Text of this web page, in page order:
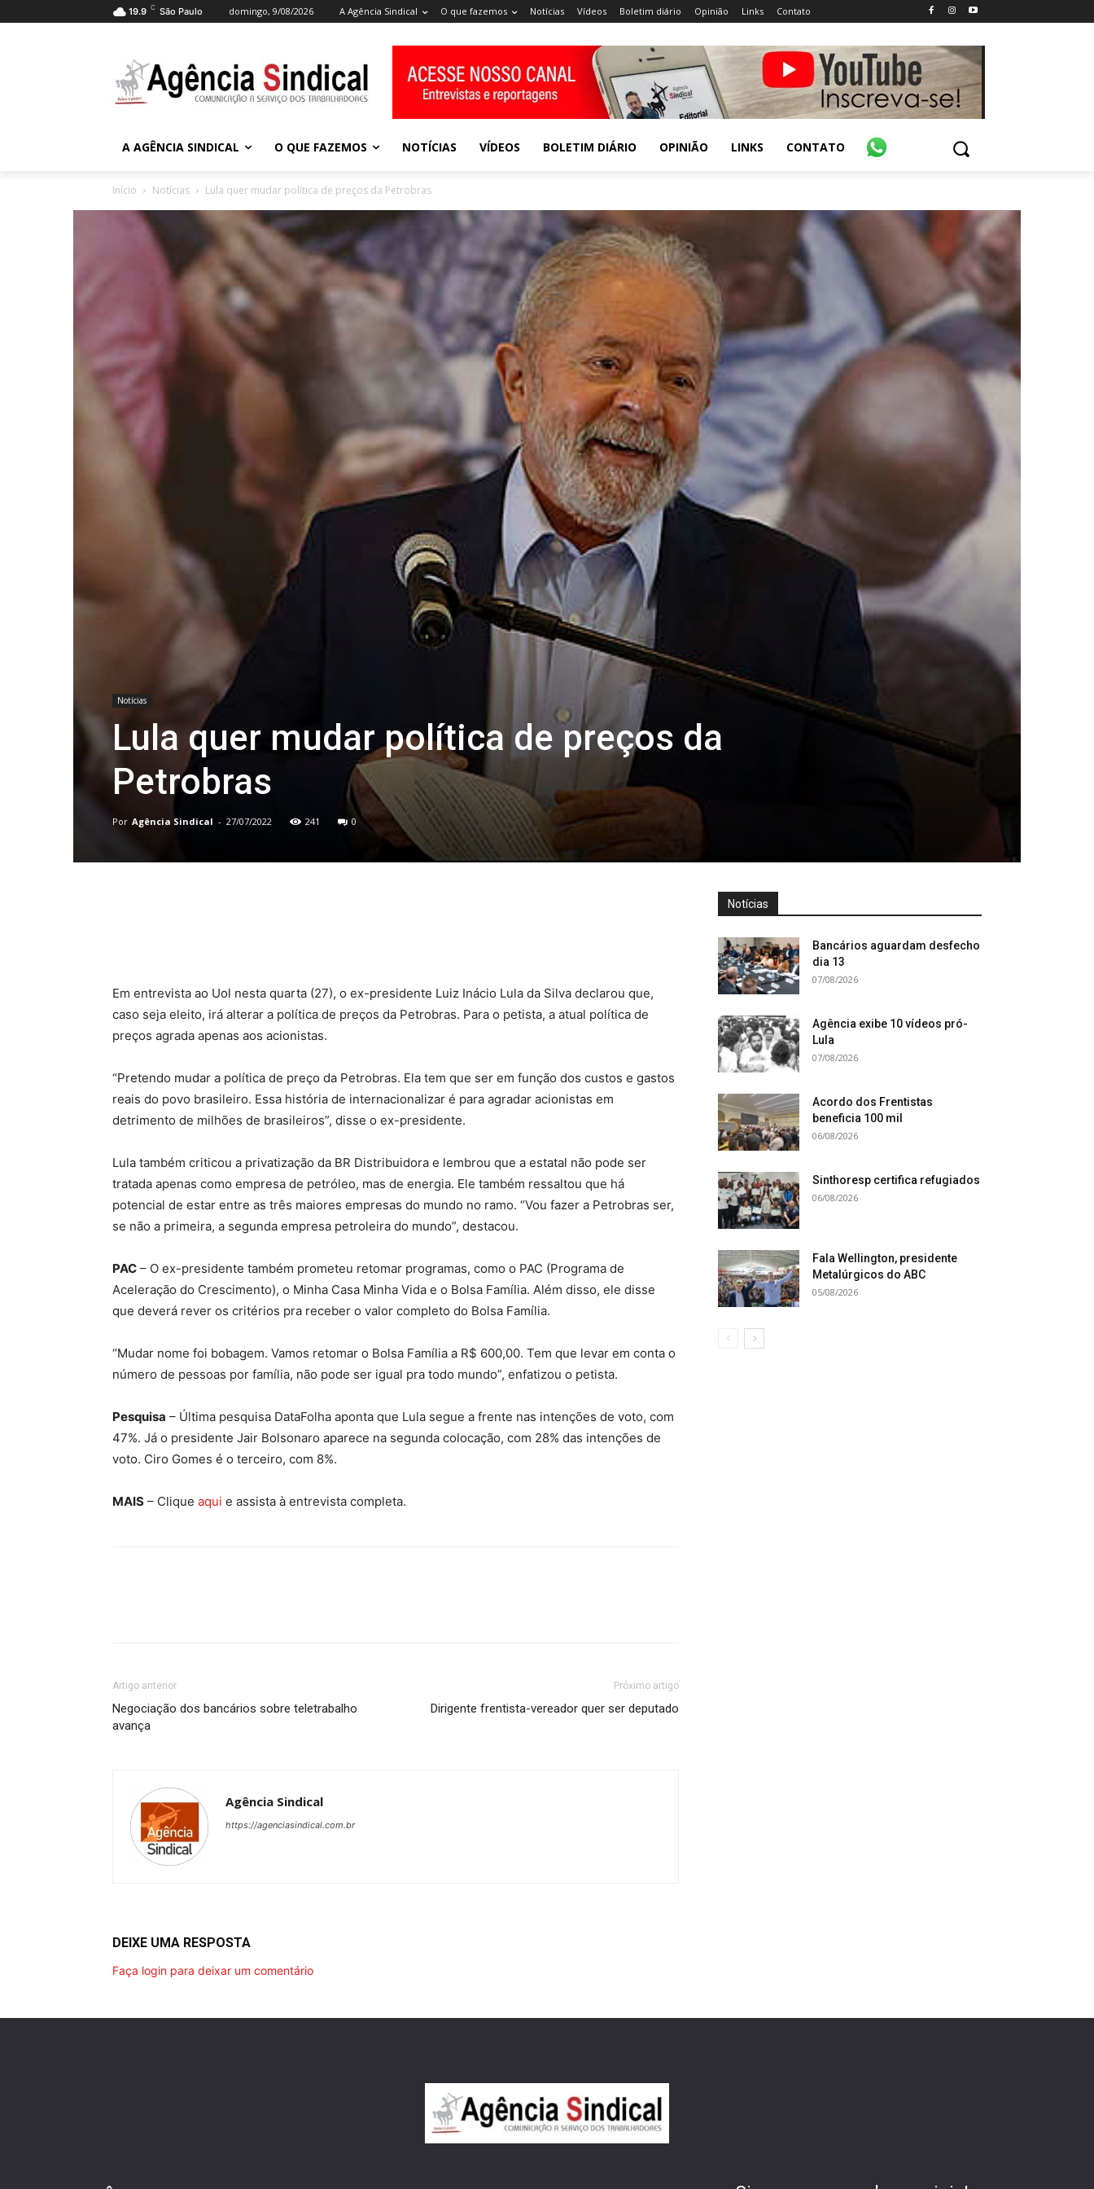
19.9 C São Paulo domingo, 9/08/2026 A Agência Sindical O que fazemos Notícias Vídeos Boletim diário Opinião Links Contato
A AGÊNCIA SINDICAL O QUE FAZEMOS NOTÍCIAS VÍDEOS BOLETIM DIÁRIO OPINIÃO LINKS CONTATO
Início Notícias Lula quer mudar política de preços da Petrobras
Notícias
Lula quer mudar política de preços da
Petrobras
Por Agência Sindical - 27/07/2022 241 0
Em entrevista ao Uol nesta quarta (27), o ex-presidente Luiz Inácio Lula da Silva declarou que,
caso seja eleito, irá alterar a política de preços da Petrobras. Para o petista, a atual política de
preços agrada apenas aos acionistas.
“Pretendo mudar a política de preço da Petrobras. Ela tem que ser em função dos custos e gastos
reais do povo brasileiro. Essa história de internacionalizar é para agradar acionistas em
detrimento de milhões de brasileiros”, disse o ex-presidente.
Lula também criticou a privatização da BR Distribuidora e lembrou que a estatal não pode ser
tratada apenas como empresa de petróleo, mas de energia. Ele também ressaltou que há
potencial de estar entre as três maiores empresas do mundo no ramo. “Vou fazer a Petrobras ser,
se não a primeira, a segunda empresa petroleira do mundo”, destacou.
PAC – O ex-presidente também prometeu retomar programas, como o PAC (Programa de
Aceleração do Crescimento), o Minha Casa Minha Vida e o Bolsa Família. Além disso, ele disse
que deverá rever os critérios pra receber o valor completo do Bolsa Família.
“Mudar nome foi bobagem. Vamos retomar o Bolsa Família a R$ 600,00. Tem que levar em conta o
número de pessoas por família, não pode ser igual pra todo mundo”, enfatizou o petista.
Pesquisa – Última pesquisa DataFolha aponta que Lula segue a frente nas intenções de voto, com
47%. Já o presidente Jair Bolsonaro aparece na segunda colocação, com 28% das intenções de
voto. Ciro Gomes é o terceiro, com 8%.
MAIS – Clique aqui e assista à entrevista completa.
Artigo anterior
Negociação dos bancários sobre teletrabalho
avança
Próximo artigo
Dirigente frentista-vereador quer ser deputado
Agência Sindical
https://agenciasindical.com.br
DEIXE UMA RESPOSTA
Faça login para deixar um comentário
Notícias
Bancários aguardam desfecho
dia 13
07/08/2026
Agência exibe 10 vídeos pró-
Lula
07/08/2026
Acordo dos Frentistas
beneficia 100 mil
06/08/2026
Sinthoresp certifica refugiados
06/08/2026
Fala Wellington, presidente
Metalúrgicos do ABC
05/08/2026